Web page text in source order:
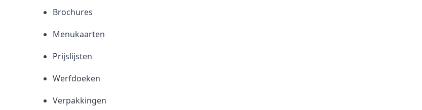
Brochures
Menukaarten
Prijslijsten
Werfdoeken
Verpakkingen